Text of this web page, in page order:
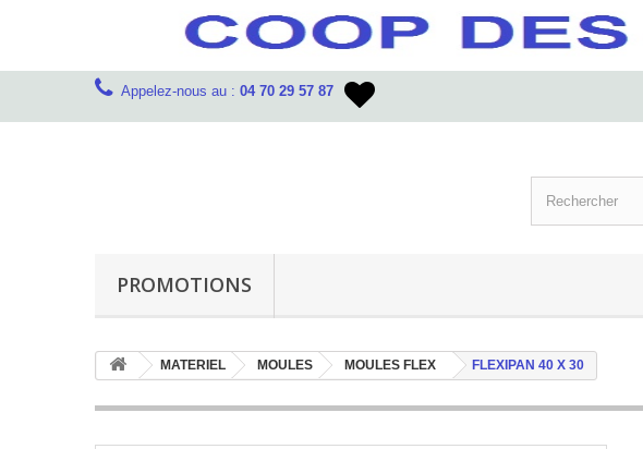
Appelez-nous au : 04 70 29 57 87
PROMOTIONS
MATERIEL MOULES MOULES FLEX FLEXIPAN 40 X 30